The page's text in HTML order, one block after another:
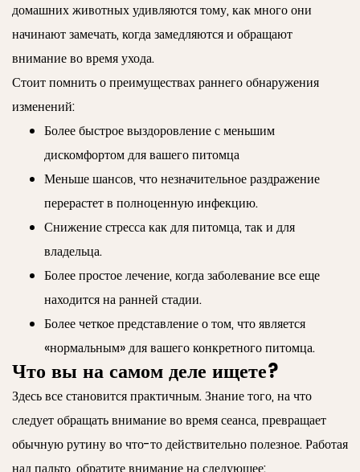
домашних животных удивляются тому, как много они
начинают замечать, когда замедляются и обращают
внимание во время ухода.
Стоит помнить о преимуществах раннего обнаружения
изменений:
Более быстрое выздоровление с меньшим
дискомфортом для вашего питомца
Меньше шансов, что незначительное раздражение
перерастет в полноценную инфекцию.
Снижение стресса как для питомца, так и для
владельца.
Более простое лечение, когда заболевание все еще
находится на ранней стадии.
Более четкое представление о том, что является
«нормальным» для вашего конкретного питомца.
Что вы на самом деле ищете?
Здесь все становится практичным. Знание того, на что
следует обращать внимание во время сеанса, превращает
обычную рутину во что-то действительно полезное. Работая